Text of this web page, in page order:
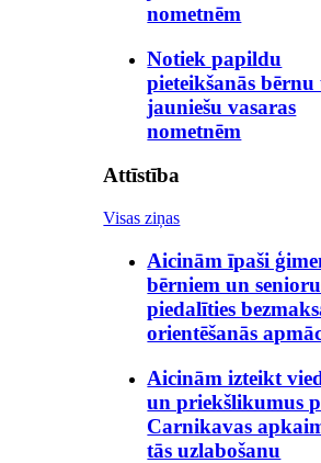
nometnēm
Notiek papildu
pieteikšanās bērnu
jauniešu vasaras
nometnēm
Attīstība
Visas ziņas
Aicinām īpaši
bērniem un
piedalīties
orientēšanās
Aicinām izteikt
un priekšlikumus
Carnikavas
tās uzlabošanu